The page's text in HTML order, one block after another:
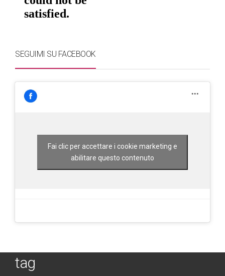
SEGUIMI SU FACEBOOK
Fai clic per accettare i cookie marketing e
abilitare questo contenuto
tag